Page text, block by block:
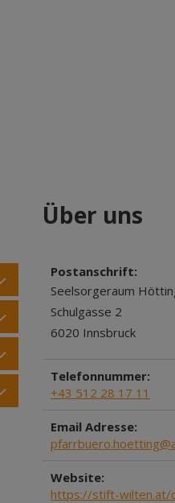
Über uns
Postanschrift:
Seelsorgeraum
Schulgasse 2
6020 Innsbruck
Telefonnummer:
+43 512 28 17 11
Email Adresse:
Website:
https://stift-wilten.at/